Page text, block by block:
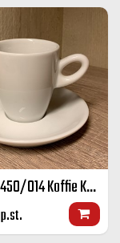
Walkure 450/014 Koffie K+S wit 14 cl
p.st.